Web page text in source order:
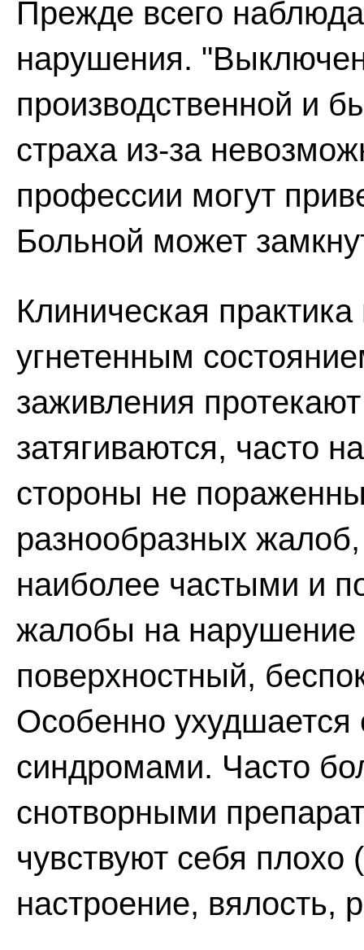
Прежде всего
нарушения.
производственной и
страха из-за
профессии могут
Больной может
Клиническая
угнетенным
заживления
затягиваются, часто
стороны не
разнообразных
наиболее частыми и
жалобы на
поверхностный,
Особенно
синдромами. Часто
снотворными
чувствуют себя плохо
настроение, вялость,